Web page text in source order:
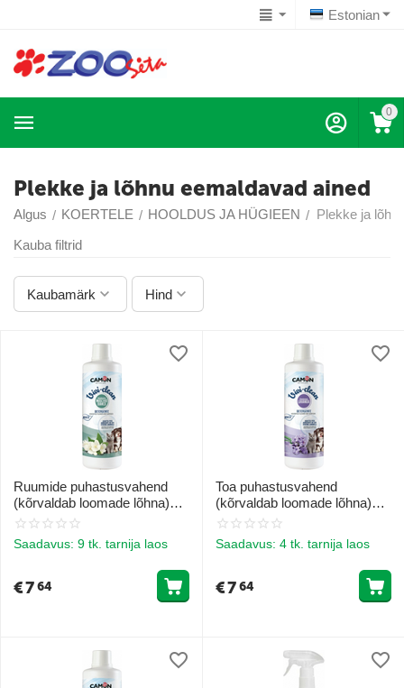
Estonian
0
Plekke ja lõhnu eemaldavad ained
Algus / KOERTELE / HOOLDUS JA HÜGIEEN / Plekke ja
Kauba filtrid
Kaubamärk Hind
Ruumide puhastusvahend
(kõrvaldab loomade lõhna)
Valge Muskus 1L
Saadavus: 9 tk. tarnija laos
€764
Toa puhastusvahend
(kõrvaldab loomade lõhna)
Lavendel 1l
Saadavus: 4 tk. tarnija laos
€764